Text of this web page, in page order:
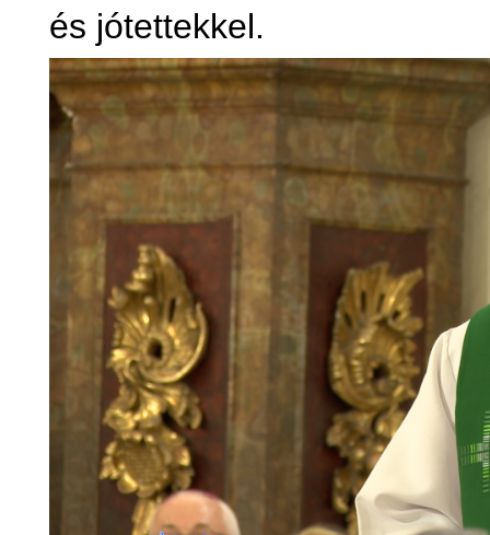
és jótettekkel.